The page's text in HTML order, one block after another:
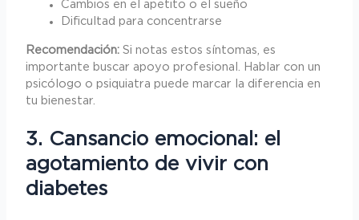
Cambios en el apetito o el sueño
Dificultad para concentrarse
Recomendación: Si notas estos síntomas, es
importante buscar apoyo profesional. Hablar con un
psicólogo o psiquiatra puede marcar la diferencia en
tu bienestar.
3. Cansancio emocional: el
agotamiento de vivir con
diabetes